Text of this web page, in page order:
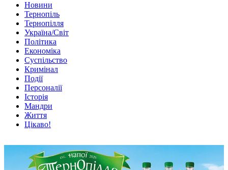
Новини
Тернопіль
Тернопілля
Україна/Світ
Політика
Економіка
Суспільство
Кримінал
Події
Персоналії
Історія
Мандри
Життя
Цікаво!